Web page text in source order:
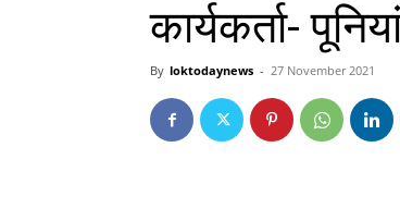
कार्यकर्ता-
By loktodaynews - 27 November 2021